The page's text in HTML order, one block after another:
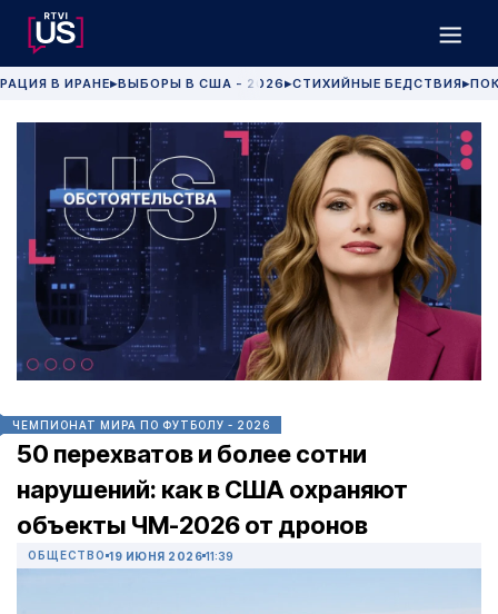
В ИРАНЕ▶ВЫБОРЫ В США - 2026 ▶СТИХИЙНЫЕ БЕДСТВИЯ▶
ЧЕМПИОНАТ МИРА ПО ФУТБОЛУ - 2026
50 перехватов и более сотни
нарушений: как в США охраняют
объекты ЧМ-2026 от дронов
ОБЩЕСТВО 19 ИЮНЯ 2026 11:39